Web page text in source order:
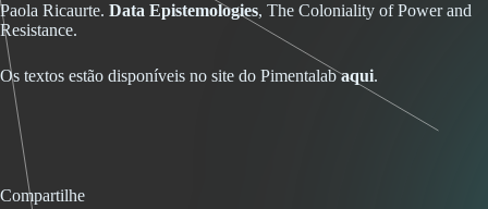
Paola Ricaurte. Data Epistemologies, The Coloniality of Power and
Resistance.
Os textos estão disponíveis no site do Pimentalabaqui.
Compartilhe